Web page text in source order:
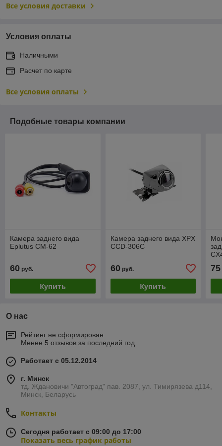
Все условия доставки
Условия оплаты
Наличными
Расчет по карте
Все условия оплаты
Подобные товары компании
Камера заднего вида
Eplutus CM-62
60 руб.
Купить
Камера заднего вида XPX
CCD-306C
60руб.
Купить
75
О нас
Рейтинг не сформирован
Менее 5 отзывов за последний год
Работает с 05.12.2014
г. Минск
тд. Ждановичи "Автоград" пав. 2087, ул. Тимирязева д114,
Минск, Беларусь
Контакты
Сегодня работает с 09:00 до 17:00
Показать весь график работы